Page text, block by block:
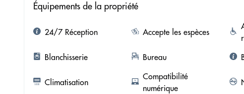
Équipements de la propriété
24/7 Réception Accepte les espèces
Blanchisserie
Bureau
Climatisation
Compatibilité
numérique